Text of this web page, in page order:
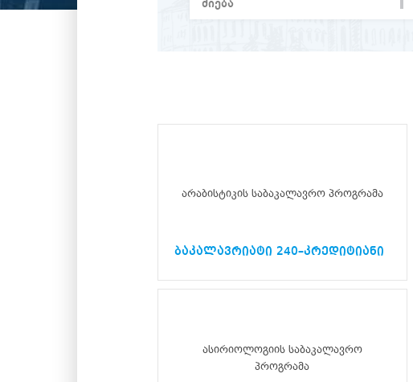
არაბისტიკის საბაკალავრო პროგრამა
ბაკალავრიატი 240–კრედიტიანი
ასირიოლოგიის საბაკალავრო
პროგრამა